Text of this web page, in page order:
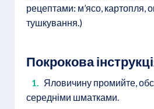
рецептами: м’ясо, картопля,
тушкування.)
Покрокова
Яловичину промийте,
середніми шматками.